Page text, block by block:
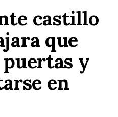
castillo
que
y
en